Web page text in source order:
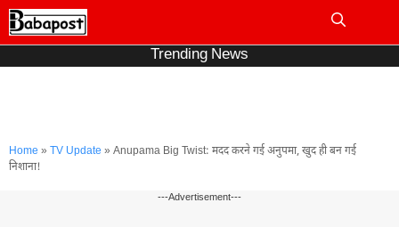
Skip
to
Trending News
Home » TV Update » Anupama Big Twist: मदद करने गई अनुपमा, खुद ही बन गई
निशाना!
---Advertisement---